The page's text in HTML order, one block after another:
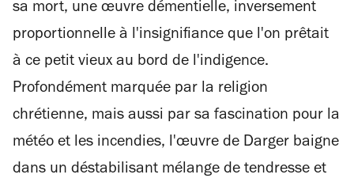
sa mort, une œuvre démentielle, inversement
proportionnelle à l'insignifiance que l'on prêtait
à ce petit vieux au bord de l'indigence.
Profondément marquée par la religion
chrétienne, mais aussi par sa fascination pour la
météo et les incendies, l'œuvre de Darger baigne
dans un déstabilisant mélange de tendresse et